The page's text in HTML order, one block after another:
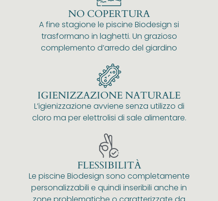
NO COPERTURA
A fine stagione le piscine Biodesign si
trasformano in laghetti. Un grazioso
complemento d’arredo del giardino
IGIENIZZAZIONE NATURALE
L’igienizzazione avviene senza utilizzo di
cloro ma per elettrolisi di sale alimentare.
FLESSIBILITÀ
Le piscine Biodesign sono completamente
personalizzabili e quindi inseribili anche in